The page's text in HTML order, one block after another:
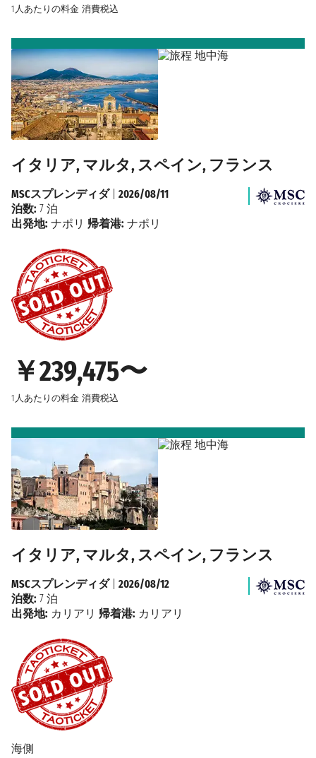
1人あたりの料金 消費税込
イタリア, マルタ, スペイン, フランス
￥239,475〜
1人あたりの料金 消費税込
MSCスプレンディダ| 2026/08/11
泊数: 7 泊
出発地: ナポリ 帰着港: ナポリ
イタリア, マルタ, スペイン, フランス
海側
MSCスプレンディダ| 2026/08/12
泊数: 7 泊
出発地: カリアリ 帰着港: カリアリ